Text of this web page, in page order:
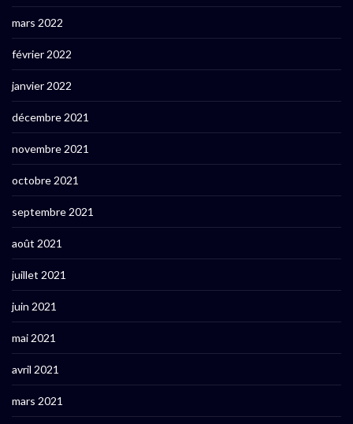
mars 2022
février 2022
janvier 2022
décembre 2021
novembre 2021
octobre 2021
septembre 2021
août 2021
juillet 2021
juin 2021
mai 2021
avril 2021
mars 2021